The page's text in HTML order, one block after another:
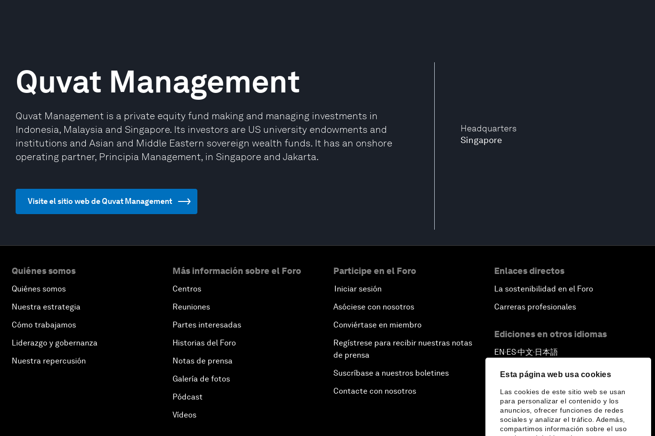
Esta página web usa cookies
Las cookies de este sitio web se usan
para personalizar el contenido y los
anuncios, ofrecer funciones de redes
sociales y analizar el tráfico. Además,
compartimos información sobre el uso
Headquarters
Singapore
Quvat Management
Quvat Management is a private equity fund making and managing investments in
Indonesia, Malaysia and Singapore. Its investors are US university endowments and
institutions and Asian and Middle Eastern sovereign wealth funds. It has an onshore
operating partner, Principia Management, in Singapore and Jakarta.
Visite el sitio web de Quvat Management
Quiénes somos
Quiénes somos
Nuestra estrategia
Cómo trabajamos
Liderazgo y gobernanza
Nuestra repercusión
Más información sobre el Foro
Centros
Reuniones
Partes interesadas
Historias del Foro
Notas de prensa
Galería de fotos
Pódcast
Vídeos
Participe en el Foro
Iniciar sesión
Asóciese con nosotros
Conviértase en miembro
Regístrese para recibir nuestras notas
de prensa
Suscríbase a nuestros boletines
Contacte con nosotros
Enlaces directos
La sostenibilidad en el Foro
Carreras profesionales
Ediciones en otros idiomas
EN ▪ES▪中文▪ 日本語